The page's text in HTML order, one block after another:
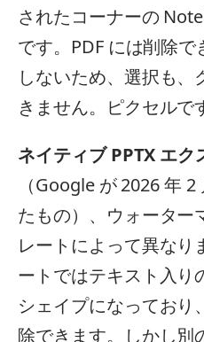
されたコーナーの
です。PDF には削除
しないため、選択も
きません。ピクセルで
ネイティブ PPTX エク
（Google が 2026 年
たもの）、ウォーター
レートによって異なり
ートではテキスト入
シェイプになっており
除できます。しかし別